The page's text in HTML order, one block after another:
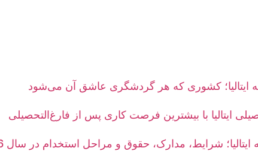
ایتالیا با بیشترین فرصت کاری پس از فارغ‌التحصیلی
شرایط، مدارک، حقوق و مراحل استخدام در سال 2026